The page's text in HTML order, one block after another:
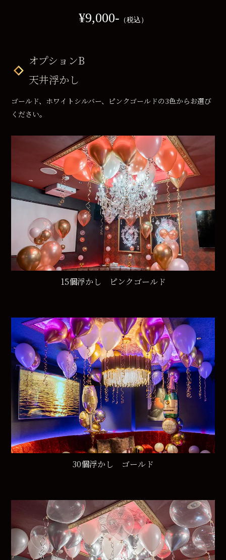
¥9,000‐ （税込）
オプションB
天井浮かし
ゴールド、ホワイトシルバー、ピンクゴールドの3色からお選び
ください。
15個浮かし ピンクゴールド
30個浮かし ゴールド